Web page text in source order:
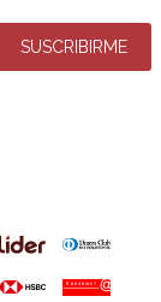
SUSCRIBIRME